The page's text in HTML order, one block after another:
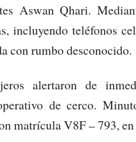
Aswan Qhari.
incluyendo teléfonos
con rumbo desconocido.
alertaron de
de cerco.
matrícula V8F – 793,